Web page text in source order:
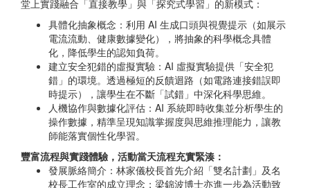
堂上實踐融合「直接教學」與「探究式學習」的新模式：
具體化抽象概念：利用 AI 生成口頭與視覺提示（如展示
電流流動、健康數據變化），將抽象的科學概念具體
化，降低學生的認知負荷。
建立安全犯錯的虛擬實驗：AI 虛擬實驗提供「安全犯
錯」的環境。透過極短的反饋迴路（如電路連接錯誤即
時提示），讓學生在不斷「試錯」中深化科學思維。
人機協作與數據化評估：AI 系統即時收集並分析學生的
操作數據，精準呈現知識掌握度與思維推理能力，讓教
師能落實個性化學習。
豐富流程與實踐體驗，活動當天流程充實緊湊：
發展脈絡簡介：林家儀校長首先介紹「雙名計劃」及名
校長工作室的成立理念；梁錦波博士亦進一步為活動致